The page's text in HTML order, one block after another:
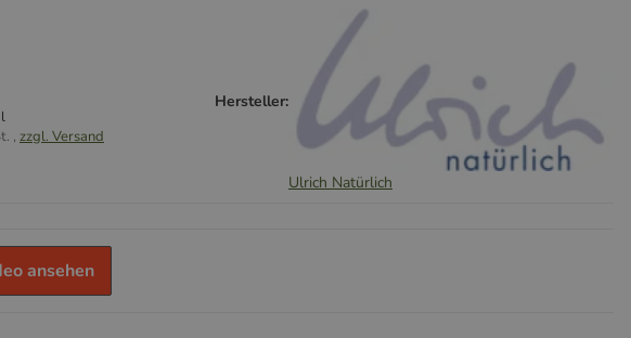
, zzgl. Versand
Hersteller:
Ulrich Natürlich
ansehen